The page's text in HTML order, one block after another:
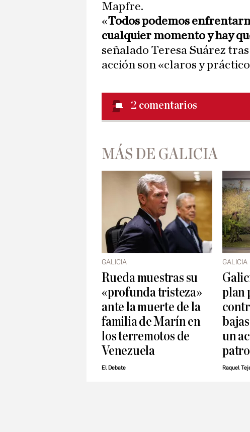
Mapfre.
«Todos podemos
cualquier momento y hay
señalado Teresa Suárez
acción son «claros y
2 comentarios
MÁS DE GALICIA
GALICIA
Rueda muestras su
«profunda tristeza»
ante la muerte de la
familia de Marín en
los terremotos de
Venezuela
El Debate
GALICIA
plan
un
Raquel